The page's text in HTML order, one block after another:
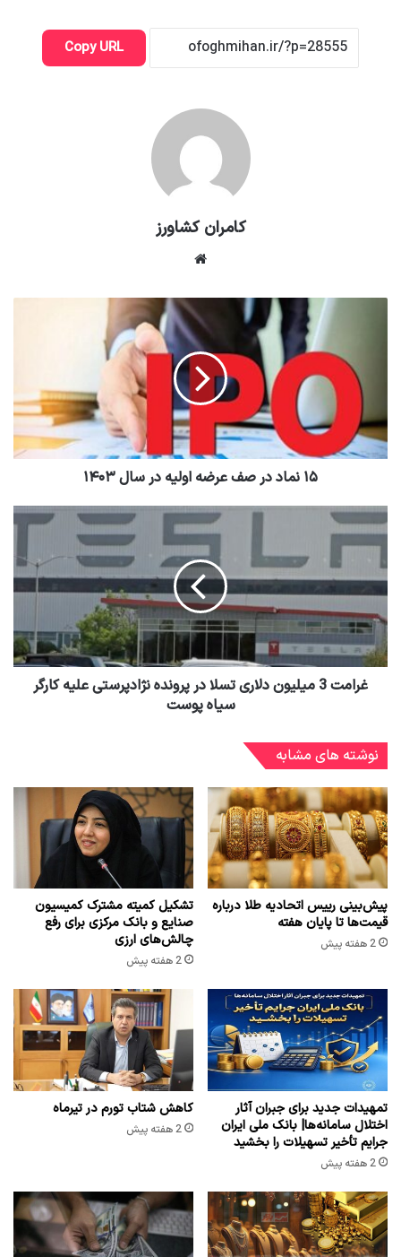
Copy URL
کامران کشاورز
۱۵ نماد در صف عرضه اولیه در سال ۱۴۰۳
غرامت 3 میلیون دلاری تسلا در پرونده نژادپرستی علیه کارگر
سیاه پوست
نوشته های مشابه
پیش‌بینی رییس اتحادیه طلا درباره
قیمت‌ها تا پایان هفته
2 هفته پیش
تشکیل کمیته مشترک کمیسیون
صنایع و بانک مرکزی برای رفع
چالش‌های ارزی
2 هفته پیش
تمهیدات جدید برای جبران آثار
اختلال سامانه‌ها| بانک ملی ایران
جرایم تأخیر تسهیلات را بخشید
2 هفته پیش
کاهش شتاب تورم در تیرماه
2 هفته پیش